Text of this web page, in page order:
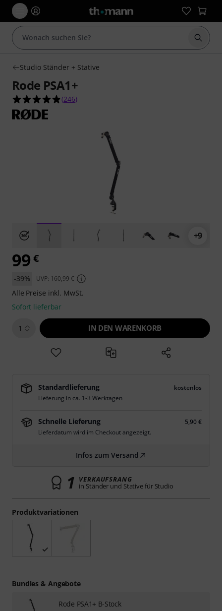
Suche
Studio Ständer + Stative
Rode PSA1+
4.8 von 5 Sternen aus 246 Kundenbewertungen
(246)
+9
Produktvariationen
99 €
-39% UVP: 160,99 €
Alle Preise inkl. MwSt.
Sofort lieferbar
1 IN DEN WARENKORB
Standardlieferung
kostenlos
Lieferung in ca. 1-3 Werktagen
Schnelle Lieferung
5,90 €
Lieferdatum wird im Checkout angezeigt.
Infos zum Versand
1 VERKAUFSRANG
in Ständer und Stative für Studio
Bundles & Angebote
Rode PSA1+ B-Stock